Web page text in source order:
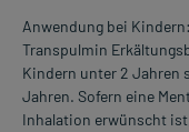
Anwendung bei Kindern:
Transpulmin
Kindern unter 2 Jahren
Jahren. Sofern eine
Inhalation erwünscht